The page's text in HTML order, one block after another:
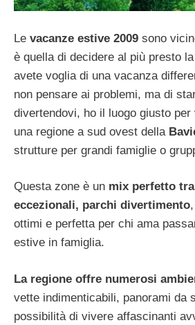
Le vacanze estive 2009 sono
è quella di decidere al più presto
avete voglia di una vacanza
non pensare ai problemi, ma di
divertendovi, ho il luogo giusto per
una regione a sud ovest della
strutture per grandi famiglie o
Questa zone è un mix perfetto
eccezionali, parchi divertimento
ottimi e perfetta per chi ama
estive in famiglia.
La regione offre numerosi
vette indimenticabili, panorami da
possibilità di vivere affascinanti